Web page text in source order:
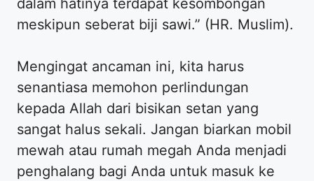
dalam hatinya terdapat kesombongan
meskipun seberat biji sawi.” (HR. Muslim).
Mengingat ancaman ini, kita harus
senantiasa memohon perlindungan
kepada Allah dari bisikan setan yang
sangat halus sekali. Jangan biarkan mobil
mewah atau rumah megah Anda menjadi
penghalang bagi Anda untuk masuk ke